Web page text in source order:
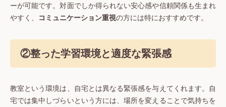
ーが可能です。対面でしか得られない安心感や信頼関係も生まれ
やすく、
コミュニケーション重視の方には特におすすめです。
②整った学習環境と適度な緊張感
教室という環境は、自宅とは異なる緊張感を与えてくれます。自
宅では集中しづらいという方には、場所を変えることで気持ちを